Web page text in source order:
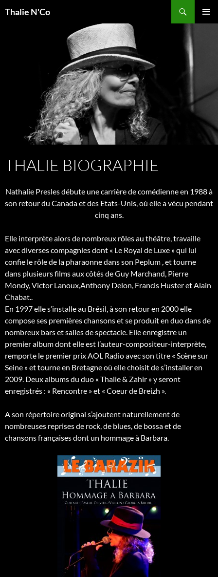
Thalie N'Co
THALIE BIOGRAPHIE
Nathalie Presles débute une carrière de comédienne en 1988 à
son retour du Canada et des Etats-Unis, où elle a vécu pendant
cinq ans.
Elle interprète alors de nombreux rôles au théâtre, travaille
avec diverses compagnies dont « Le Royal de Luxe » qui lui
confie le rôle de la pharaonne dans son Peplum , et tourne
dans plusieurs films aux côtés de Guy Marchand, Pierre
Mondy, Victor Lanoux,Anthony Delon, Francis Huster et Alain
Chabat..
En 1997 elle s’installe au Brésil, à son retour en 2000 elle
compose ses premières chansons et se produit en duo dans de
nombreux bars et salles de spectacle. Elle enregistre un
premier album dont elle est l’auteur-compositeur-interprète,
remporte le premier prix AOL Radio avec son titre « Scène sur
Seine » et tourne en Bretagne où elle choisit de s’installer en
2009. Deux albums du duo « Thalie & Zahir » y seront
enregistrés : « Rencontre » et « Coeur de Breizh ».
A son répertoire original s’ajoutent naturellement de
nombreuses reprises de rock, de blues, de bossa et de
chansons françaises dont un hommage à Barbara.